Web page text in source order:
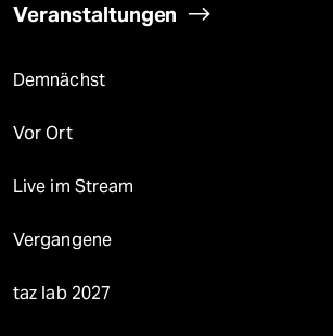
Veranstaltungen
Demnächst
Vor Ort
Live im Stream
Vergangene
taz lab 2027